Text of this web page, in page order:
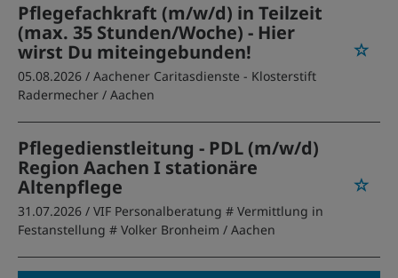
Pflegefachkraft (m/w/d) in Teilzeit
(max. 35 Stunden/Woche) - Hier
wirst Du miteingebunden!
05.08.2026 / Aachener Caritasdienste - Klosterstift
Radermecher / Aachen
Pflegedienstleitung - PDL (m/w/d)
Region Aachen I stationäre
Altenpflege
31.07.2026 / VIF Personalberatung # Vermittlung in
Festanstellung # Volker Bronheim / Aachen